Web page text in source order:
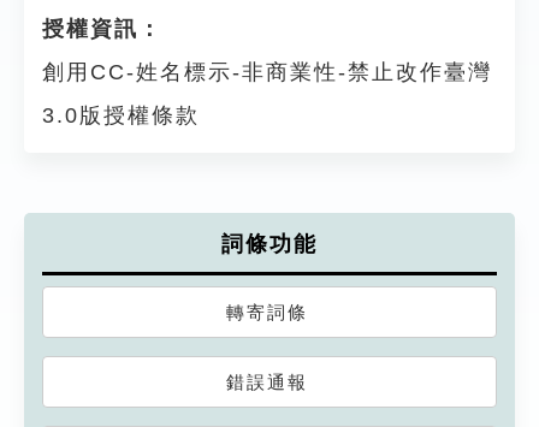
授權資訊：
創用CC-姓名標示-非商業性-禁止改作臺灣
3.0版授權條款
詞條功能
轉寄詞條
錯誤通報